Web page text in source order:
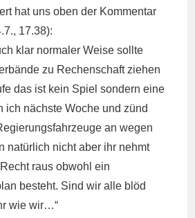
hat uns oben der Kommentar
17.38):
klar normaler Weise sollte
zu Rechenschaft ziehen
das ist kein Spiel sondern eine
ich nächste Woche und zünd
an wegen
natürlich nicht aber ihr nehmt
raus obwohl ein
besteht. Sind wir alle blöd
wie wir…“